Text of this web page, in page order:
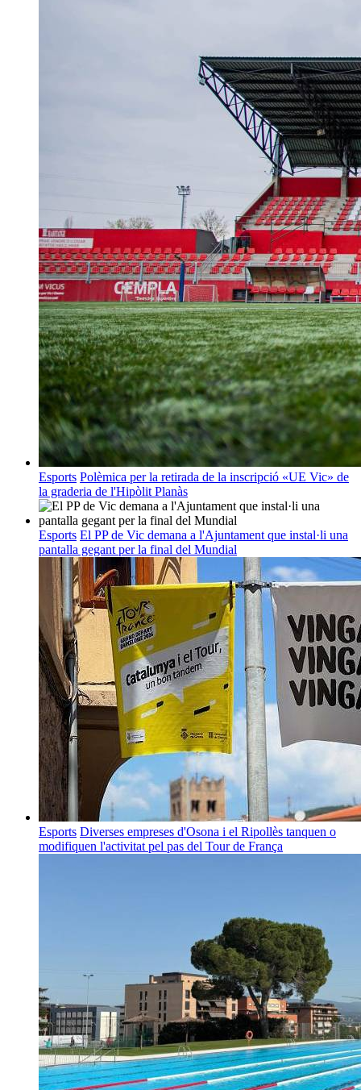
Esports Polèmica per la retirada de la inscripció «UE Vic» de
la graderia de l'Hipòlit Planàs
Esports El PP de Vic demana a l'Ajuntament que instal·li una
pantalla gegant per la final del Mundial
Esports Diverses empreses d'Osona i el Ripollès tanquen o
modifiquen l'activitat pel pas del Tour de França